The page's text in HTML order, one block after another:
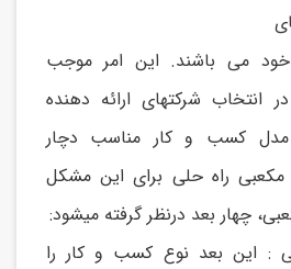
خود می باشند. این امر موجب
انتخاب شرکتهای ارائه دهنده
کسب و کار مناسب دچار
راه حلی برای این مشکل
چهار بعد درنظر گرفته میشود:
: این بعد نوع کسب و کار را